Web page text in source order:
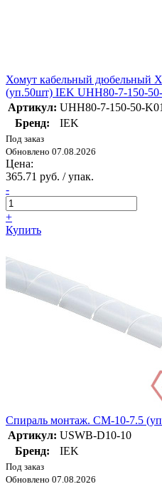
Хомут кабельный дюбельный
(уп.50шт) IEK UHH80-7-150-
Артикул: UHH80-7-150-50-
Бренд:
IEK
Под заказ
Обновлено 07.08.2026
Цена:
365.71 руб. / упак.
-
+
Купить
Спираль монтаж. СМ-10-7.5
Артикул: USWB-D10-10
Бренд:
IEK
Под заказ
Обновлено 07.08.2026